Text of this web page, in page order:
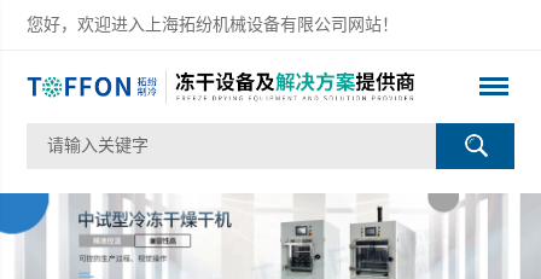
您好，欢迎进入上海拓纷机械设备有限公司网站！